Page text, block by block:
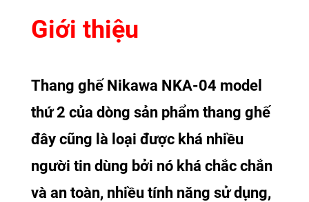
Giới thiệu
Thang ghế Nikawa NKA-04 model
thứ 2 của dòng sản phẩm thang ghế
đây cũng là loại được khá nhiều
người tin dùng bởi nó khá chắc chắn
và an toàn, nhiều tính năng sử dụng,